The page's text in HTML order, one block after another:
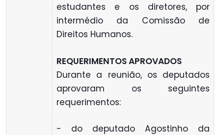
estudantes e os diretores, por
intermédio da Comissão de
Direitos Humanos.
REQUERIMENTOS APROVADOS
Durante a reunião, os deputados
aprovaram os seguintes
requerimentos:
- do deputado Agostinho da